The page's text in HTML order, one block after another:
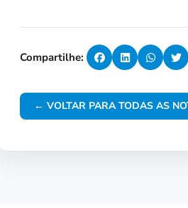
Compartilhe:
← VOLTAR PARA TODAS AS